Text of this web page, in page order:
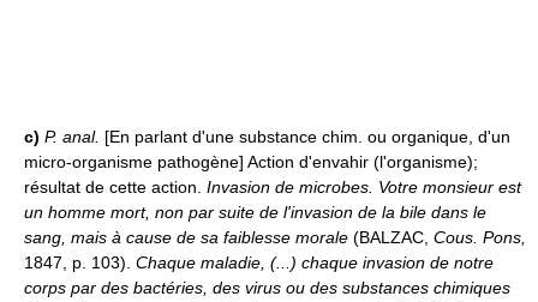
c) P. anal. [En parlant d'une substance chim. ou organique, d'un
micro-organisme pathogène] Action d'envahir (l'organisme);
résultat de cette action. Invasion de microbes. Votre monsieur est
un homme mort, non par suite de l'invasion de la bile dans le
sang, mais à cause de sa faiblesse morale (BALZAC, Cous. Pons,
1847, p. 103). Chaque maladie, (...) chaque invasion de notre
corps par des bactéries, des virus ou des substances chimiques